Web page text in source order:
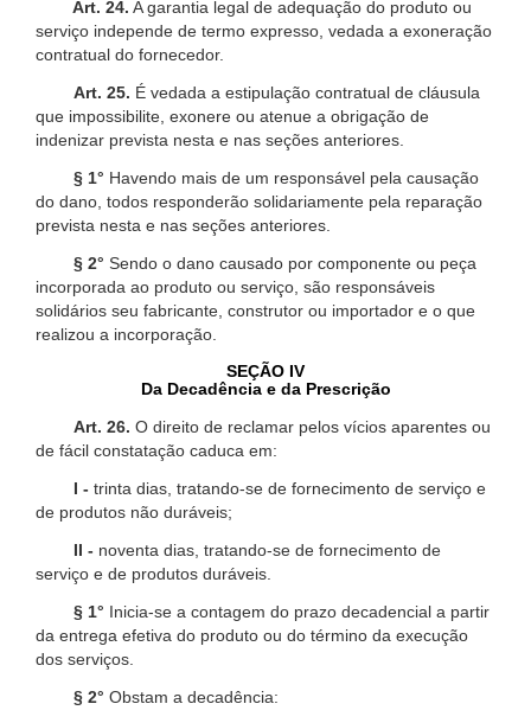
Art. 24. A garantia legal de adequação do produto ou
serviço independe de termo expresso, vedada a exoneração
contratual do fornecedor.
Art. 25. É vedada a estipulação contratual de cláusula
que impossibilite, exonere ou atenue a obrigação de
indenizar prevista nesta e nas seções anteriores.
§ 1° Havendo mais de um responsável pela causação
do dano, todos responderão solidariamente pela reparação
prevista nesta e nas seções anteriores.
§ 2° Sendo o dano causado por componente ou peça
incorporada ao produto ou serviço, são responsáveis
solidários seu fabricante, construtor ou importador e o que
realizou a incorporação.
SEÇÃO IV
Da Decadência e da Prescrição
Art. 26. O direito de reclamar pelos vícios aparentes ou
de fácil constatação caduca em:
I - trinta dias, tratando-se de fornecimento de serviço e
de produtos não duráveis;
II - noventa dias, tratando-se de fornecimento de
serviço e de produtos duráveis.
§ 1° Inicia-se a contagem do prazo decadencial a partir
da entrega efetiva do produto ou do término da execução
dos serviços.
§ 2° Obstam a decadência: